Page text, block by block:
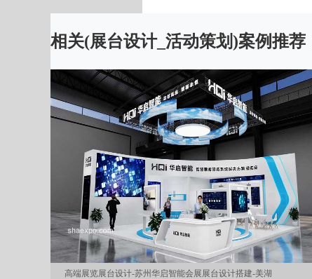
相关(展台设计_ 活动策划)案例推荐
高端展览展台设计-苏州华启智能会展展台设计搭建-美湖